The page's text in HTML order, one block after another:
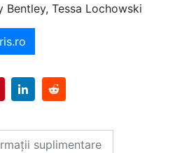
Bentley, Tessa Lochowski
suplimentare